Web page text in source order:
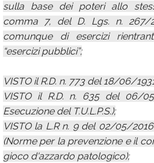
sulla base dei poteri allo
comma 7, del D. Lgs. n. 267/
comunque di esercizi
“esercizi pubblici”;
VISTO il R.D. n. 773 del 18/06/1931
VISTO il R.D. n. 635 del 06/
Esecuzione del T.U.L.P.S.);
VISTO la L.R n. 9 del 02/05/
(Norme per la prevenzione e il
gioco d'azzardo patologico);